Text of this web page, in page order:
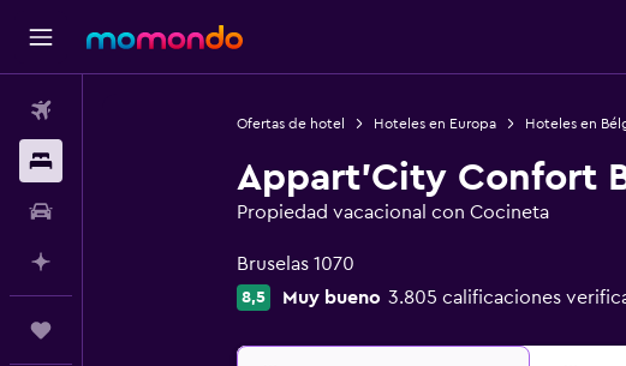
Ofertas de hotel Hoteles en Europa Hoteles en
Appart'City Confort
Propiedad vacacional con Cocineta
Bruselas 1070
8,5 Muy bueno 3.805 calificaciones